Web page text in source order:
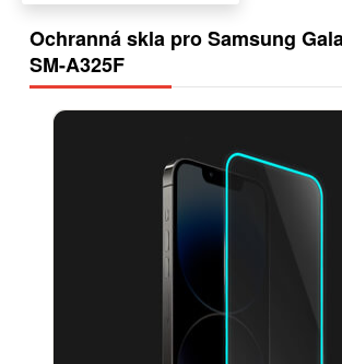
Ochranná skla pro Samsung
SM-A325F